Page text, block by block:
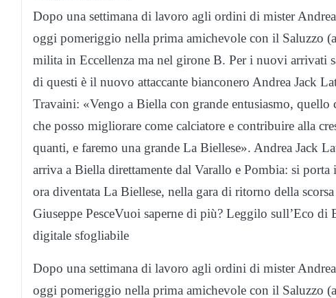
Dopo una settimana di lavoro agli ordini di mister
oggi pomeriggio nella prima amichevole con il Saluzzo
milita in Eccellenza ma nel girone B. Per i nuovi arrivati
di questi è il nuovo attaccante bianconero Andrea Jack
Travaini: «Vengo a Biella con grande entusiasmo,
che posso migliorare come calciatore e contribuire alla
quanti, e faremo una grande La Biellese». Andrea Jack
arriva a Biella direttamente dal Varallo e Pombia: si
ora diventata La Biellese, nella gara di ritorno della
Giuseppe PesceVuoi saperne di più? Leggilo sull’Eco
digitale sfogliabile
Dopo una settimana di lavoro agli ordini di mister
oggi pomeriggio nella prima amichevole con il Saluzzo